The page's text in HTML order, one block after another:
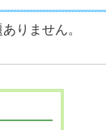
りません。